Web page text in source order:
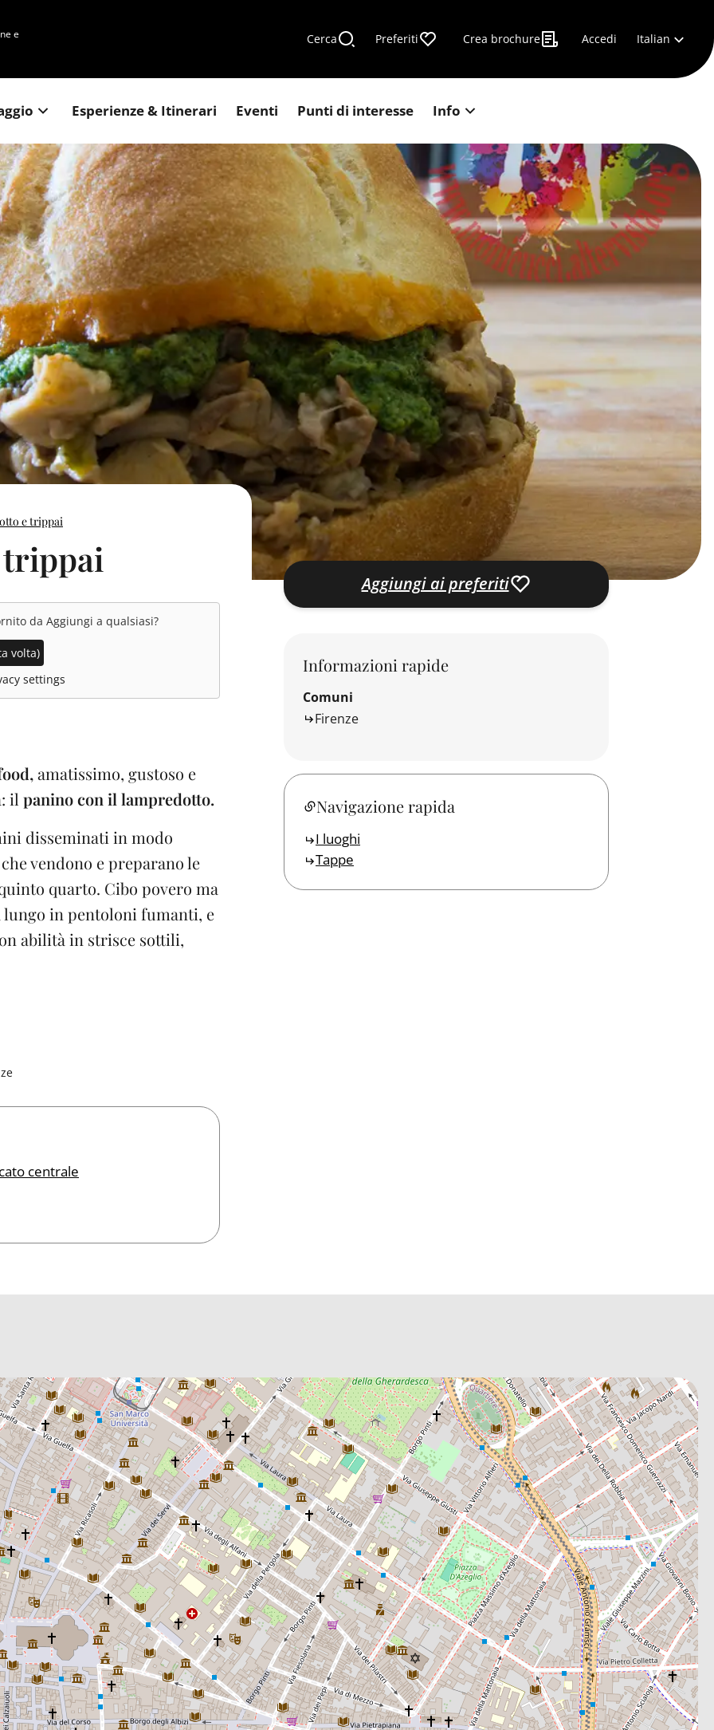
e
Cerca Preferiti Crea brochure Accedi Italian
Esperienze & Itinerari Eventi Punti di interesse Info
e trippai
da Aggiungi a qualsiasi?
volta)
settings
amatissimo, gustoso e
ilpanino con il lampredotto.
disseminati in modo
vendono e preparano le
quarto. Cibo povero ma
lungo in pentoloni fumanti, e
abilità in strisce sottili,
centrale
Aggiungi ai preferiti
Informazioni rapide
Comuni
Firenze
Navigazione rapida
I luoghi
Tappe